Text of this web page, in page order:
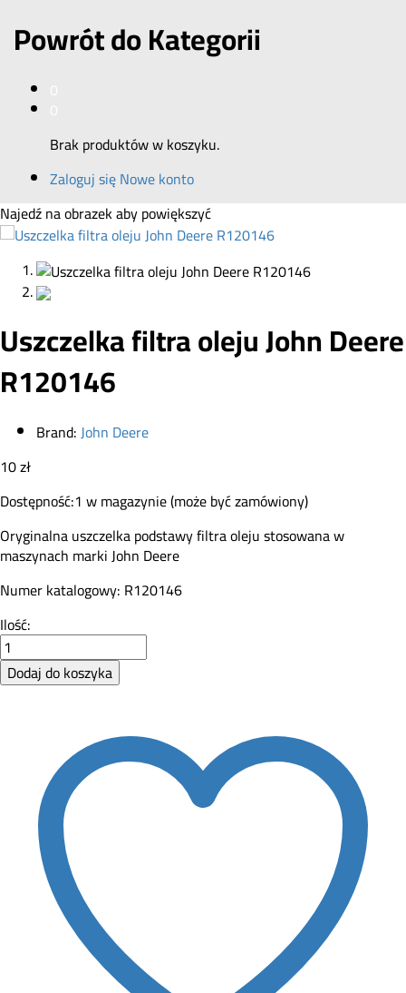
Powrót doKategorii
Brak produktów w koszyku.
Zaloguj sięNowe konto
Najedź na obrazek aby powiększyć
Uszczelka filtra oleju John Deere
R120146
Brand:John Deere
10zł
Dostępność:1 w magazynie (może być zamówiony)
Oryginalna uszczelka podstawy filtra oleju stosowana w
maszynach marki John Deere
Numer katalogowy: R120146
Uszczelka
filtra
oleju
John
Ilość:
Dodaj do koszyka